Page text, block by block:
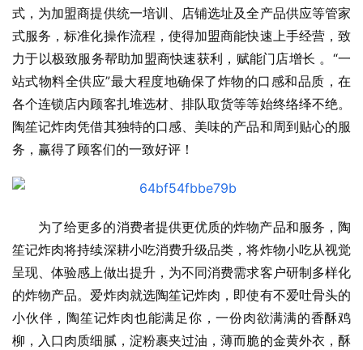
式，为加盟商提供统一培训、店铺选址及全产品供应等管家
式服务，标准化操作流程，使得加盟商能快速上手经营，致
力于以极致服务帮助加盟商快速获利，赋能门店增长 。“一
站式物料全供应”最大程度地确保了炸物的口感和品质，在
各个连锁店内顾客扎堆选材、排队取货等等始终络绎不绝。
陶笙记炸肉凭借其独特的口感、美味的产品和周到贴心的服
务，赢得了顾客们的一致好评！
为了给更多的消费者提供更优质的炸物产品和服务，陶
笙记炸肉将持续深耕小吃消费升级品类，将炸物小吃从视觉
呈现、体验感上做出提升，为不同消费需求客户研制多样化
的炸物产品。爱炸肉就选陶笙记炸肉，即使有不爱吐骨头的
小伙伴，陶笙记炸肉也能满足你，一份肉欲满满的香酥鸡
柳，入口肉质细腻，淀粉裹夹过油，薄而脆的金黄外衣，酥